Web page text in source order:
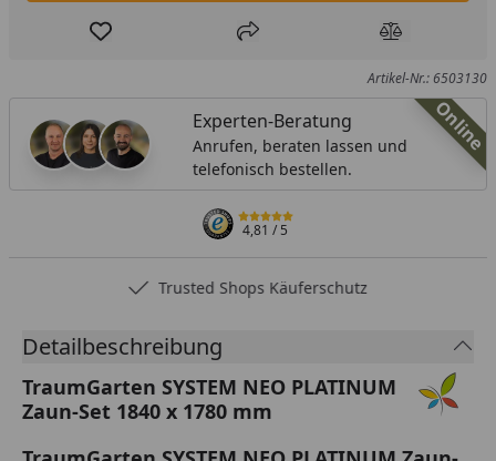
Produkt zur Wunschliste hinzufügen
Teilen Produkt
Artikel-Nr.: 6503130
Online
Experten-Beratung
Anrufen, beraten lassen und
telefonisch bestellen.
4,81/ 5
Trusted Shops Käuferschutz
Detailbeschreibung
TraumGarten SYSTEM NEO PLATINUM
Zaun-Set 1840 x 1780 mm